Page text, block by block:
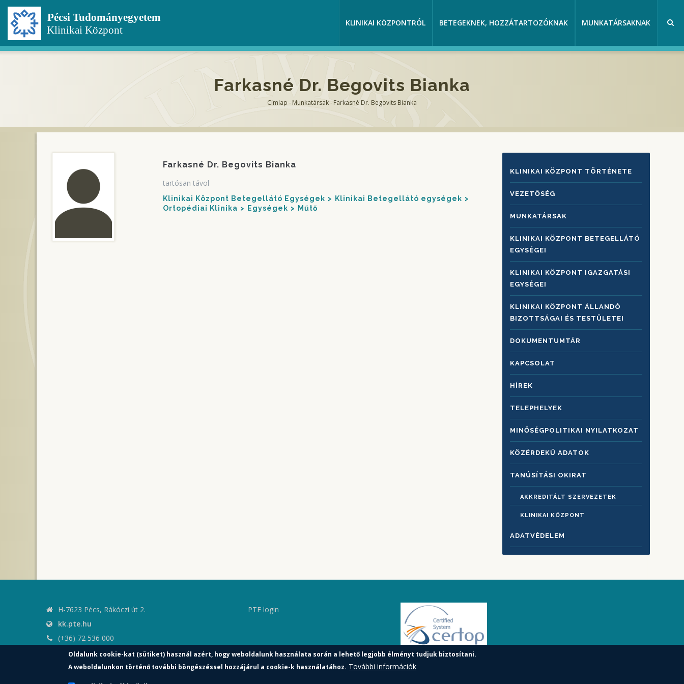
Ugrás
tartalomra
KLINIKAI KÖZPONTRÓL BETEGEKNEK, HOZZÁTARTOZÓKNAK MUNKATÁRSAKNAK
Farkasné Dr. Begovits Bianka
Címlap -Munkatársak-Farkasné Dr. Begovits Bianka
Farkasné Dr. Begovits Bianka
tartósan távol
Klinikai Központ Betegellátó Egységek
Klinikai Betegellátó egységek
Ortopédiai Klinika
Egységek Műtő
KLINIKAI
KÖZPONTRÓL
KLINIKAI KÖZPONT TÖRTÉNETE
VEZETŐSÉG
MUNKATÁRSAK
KLINIKAI KÖZPONT BETEGELLÁTÓ
EGYSÉGEI
KLINIKAI KÖZPONT IGAZGATÁSI
EGYSÉGEI
KLINIKAI KÖZPONT ÁLLANDÓ
BIZOTTSÁGAI ÉS TESTÜLETEI
DOKUMENTUMTÁR
KAPCSOLAT
HÍREK
TELEPHELYEK
MINŐSÉGPOLITIKAI NYILATKOZAT
KÖZÉRDEKŰ ADATOK
TANÚSÍTÁSI OKIRAT
AKKREDITÁLT SZERVEZETEK
KLINIKAI KÖZPONT
ADATVÉDELEM
H-7623 Pécs, Rákóczi út 2.
kk.pte.hu
(+36) 72 536 000
kk.elnoki.hivatal@pte.hu
pte.hu
PTE login
Oldalunk cookie-kat (sütiket) használ azért, hogy weboldalunk használata során a lehető legjobb élményt tudjuk biztosítani.
A weboldalunkon történő további böngészéssel hozzájárul a cookie-k használatához. További információk